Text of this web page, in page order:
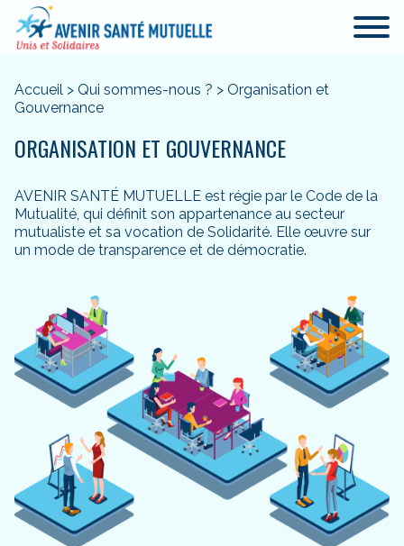
Accueil > Qui sommes-nous ? > Organisation et
Gouvernance
ORGANISATION ET GOUVERNANCE
AVENIR SANTÉ MUTUELLE est régie par le Code de la
Mutualité, qui définit son appartenance au secteur
mutualiste et sa vocation de Solidarité. Elle œuvre sur
un mode de transparence et de démocratie.